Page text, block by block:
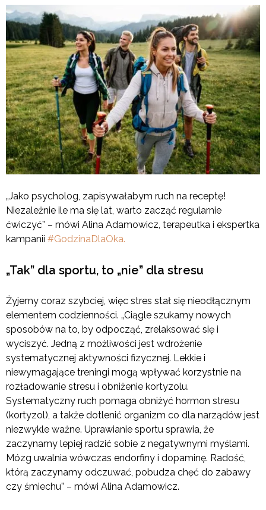
„Jako psycholog, zapisywałabym ruch na receptę!
Niezależnie ile ma się lat, warto zacząć regularnie
ćwiczyć” – mówi Alina Adamowicz, terapeutka i ekspertka
kampanii #GodzinaDlaOka.
„Tak” dla sportu, to „nie” dla stresu
Żyjemy coraz szybciej, więc stres stał się nieodłącznym
elementem codzienności. „Ciągle szukamy nowych
sposobów na to, by odpocząć, zrelaksować się i
wyciszyć. Jedną z możliwości jest wdrożenie
systematycznej aktywności fizycznej. Lekkie i
niewymagające treningi mogą wpływać korzystnie na
rozładowanie stresu i obniżenie kortyzolu.
Systematyczny ruch pomaga obniżyć hormon stresu
(kortyzol), a także dotlenić organizm co dla narządów jest
niezwykle ważne. Uprawianie sportu sprawia, że
zaczynamy lepiej radzić sobie z negatywnymi myślami.
Mózg uwalnia wówczas endorfiny i dopaminę. Radość,
którą zaczynamy odczuwać, pobudza chęć do zabawy
czy śmiechu” – mówi Alina Adamowicz.